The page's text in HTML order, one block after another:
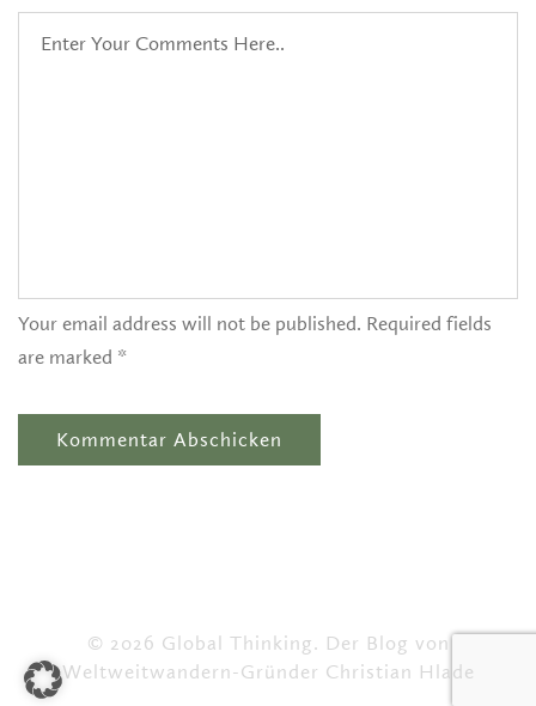
Your email address will not be published. Required fields
are marked *
© 2026 Global Thinking. Der Blog von
Weltweitwandern-Gründer Christian Hlade